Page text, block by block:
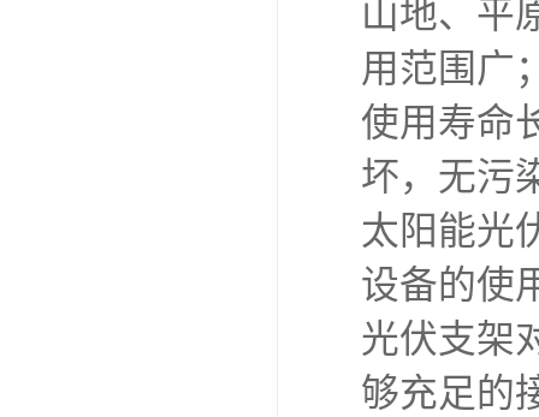
山地、平
用范围广
使用寿命
坏，无污
太阳能光
设备的使
光伏支架
够充足的